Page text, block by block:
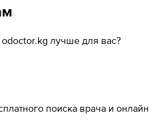
лучше для вас?
поиска врача и онлайн